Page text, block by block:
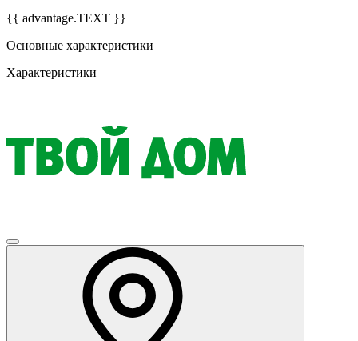
{{ advantage.TEXT }}
Основные характеристики
Характеристики